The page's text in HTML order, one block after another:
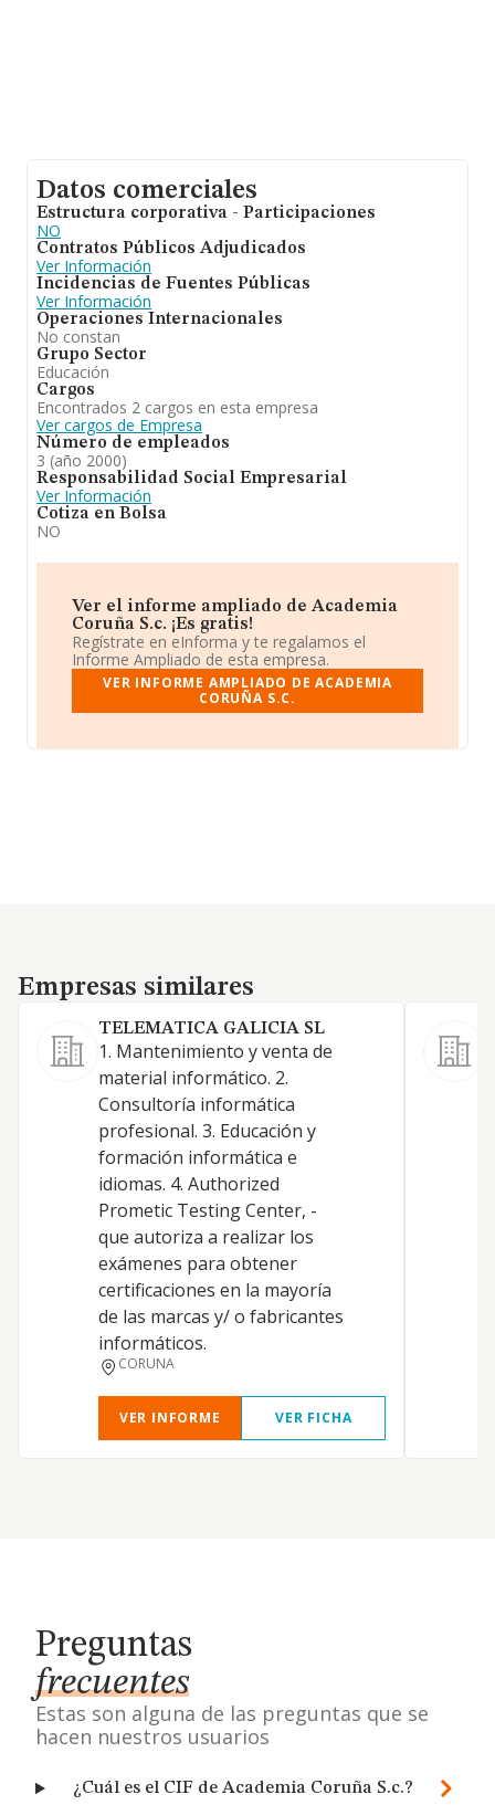
Datos comerciales
Estructura corporativa - Participaciones
NO
Contratos Públicos Adjudicados
Ver Información
Incidencias de Fuentes Públicas
Ver Información
Operaciones Internacionales
No constan
Grupo Sector
Educación
Cargos
Encontrados 2 cargos en esta empresa
Ver cargos de Empresa
Número de empleados
3 (año 2000)
Responsabilidad Social Empresarial
Ver Información
Cotiza en Bolsa
NO
Ver el informe ampliado de Academia
Coruña S.c. ¡Es gratis!
Regístrate en eInforma y te regalamos el
Informe Ampliado de esta empresa.
VER INFORME AMPLIADO DE ACADEMIA
CORUÑA S.C.
Empresas similares
Empresas similares
TELEMATICA GALICIA SL
1. Mantenimiento y venta de
material informático. 2.
Consultoría informática
profesional. 3. Educación y
formación informática e
idiomas. 4. Authorized
Prometic Testing Center, -
que autoriza a realizar los
exámenes para obtener
certificaciones en la mayoría
de las marcas y/ o fabricantes
informáticos.
CORUNA
VER INFORME VER FICHA
Preguntas
frecuentes
Estas son alguna de las preguntas que se
hacen nuestros usuarios
¿Cuál es el CIF de Academia Coruña S.c.?